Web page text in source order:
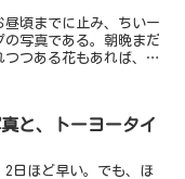
頃までに止み、ちいー
写真である。朝晩まだ
つある花もあれば、次
と、トーヨータイ
2日ほど早い。でも、ほ